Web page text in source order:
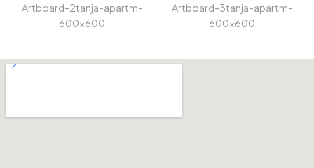
Artboard-2tanja-apartm-
600x600
Artboard-3tanja-apartm-
600x600